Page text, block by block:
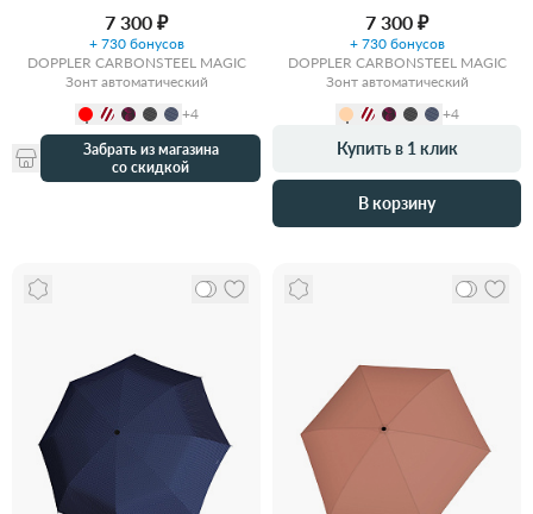
7 300 ₽
+ 730 бонусов
DOPPLER CARBONSTEEL MAGIC
Зонт автоматический
+4
Забрать из магазина
со скидкой
7 300 ₽
+ 730 бонусов
DOPPLER CARBONSTEEL MAGIC
Зонт автоматический
+4
Купить в 1 клик
В корзину